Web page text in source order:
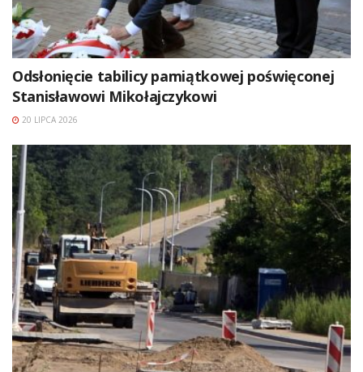
Odsłonięcie tabilicy pamiątkowej poświęconej
Stanisławowi Mikołajczykowi
20 LIPCA 2026